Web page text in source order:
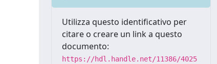
Utilizza questo identificativo per
citare o creare un link a questo
documento:
https://hdl.handle.net/11386/4025